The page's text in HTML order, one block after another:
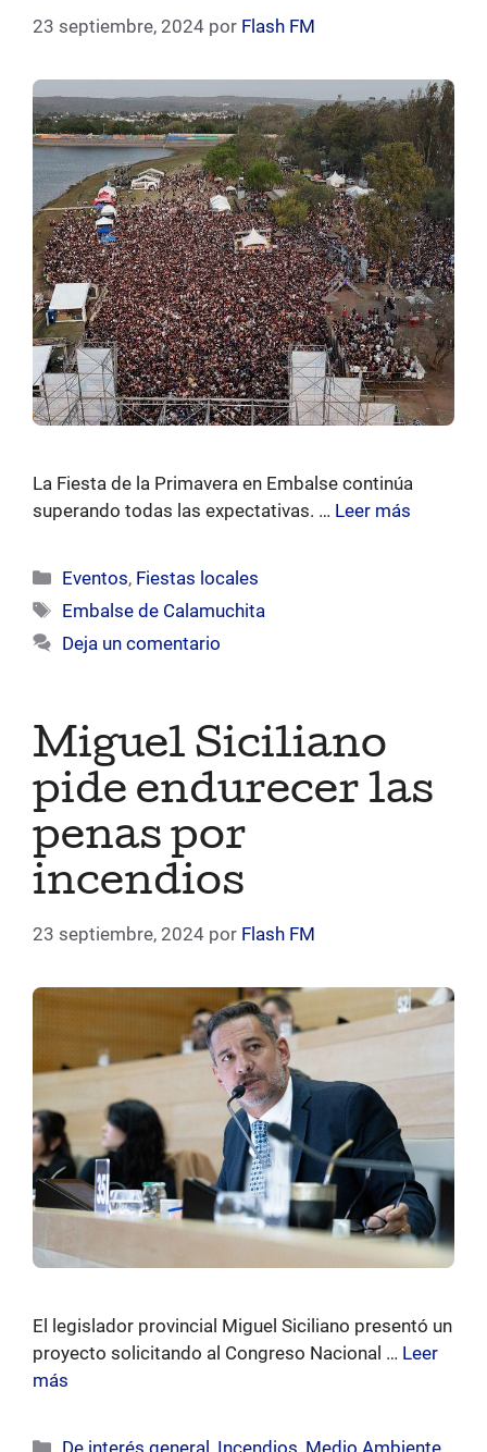
23 septiembre, 2024 por Flash FM
La Fiesta de la Primavera en Embalse continúa
superando todas las expectativas. … Leer más
Categorías
Eventos, Fiestas locales
Etiquetas
Embalse de Calamuchita
Deja un comentario
Miguel Siciliano
pide endurecer las
penas por
incendios
23 septiembre, 2024 por Flash FM
El legislador provincial Miguel Siciliano presentó un
proyecto solicitando al Congreso Nacional … Leer
más
Categorías